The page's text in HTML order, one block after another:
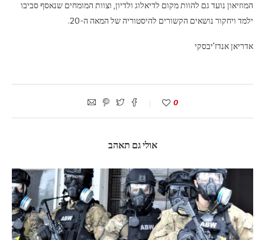
המוזיאון נועד גם להוות מקום לדיאלוג ולדיון, וצוות המומחים שנאסף סביבו
ילמד ויחקור נושאים הקשורים להיסטוריה של המאה ה-20.
אדריאן אנדז'יבסקי
0
אולי גם תאהב